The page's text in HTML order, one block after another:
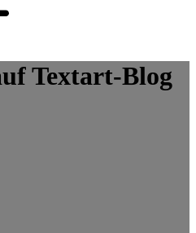
Textart-Blog